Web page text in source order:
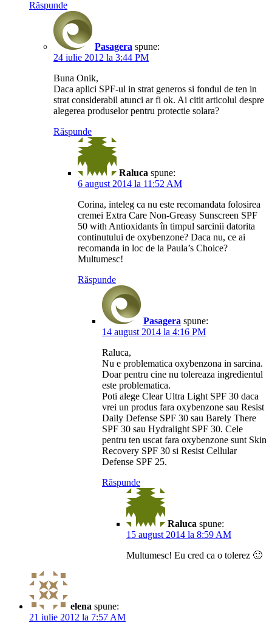
Răspunde
Pasagera spune:
24 iulie 2012 la 3:44 PM
Buna Onik,
Daca aplici SPF-ul in strat generos si fondul de ten in
strat considerabil atunci ar fi ok. Ai citit articolul despre
alegerea produselor pentru protectie solara?
Răspunde
Raluca spune:
6 august 2014 la 11:52 AM
Corina, inteleg ca nu este recomandata folosirea
cremei Extra Care Non-Greasy Sunscreen SPF
50 with Antioxidants în timpul sarcinii datorita
continutului de oxybenzone? Daca nu, ce ai
recomanda in loc de la Paula’s Choice?
Multumesc!
Răspunde
Pasagera spune:
14 august 2014 la 4:16 PM
Raluca,
Nu e problematica oxybenzona in sarcina.
Doar pentru cine nu tolereaza ingredientul
este problematica.
Poti alege Clear Ultra Light SPF 30 daca
vrei un produs fara oxybenzone sau Resist
Daily Defense SPF 30 sau Barely There
SPF 30 sau Hydralight SPF 30. Cele
pentru ten uscat fara oxybenzone sunt Skin
Recovery SPF 30 si Resist Cellular
Defense SPF 25.
Răspunde
Raluca spune:
15 august 2014 la 8:59 AM
Multumesc! Eu cred ca o tolerez 🙂
elena spune:
21 iulie 2012 la 7:57 AM